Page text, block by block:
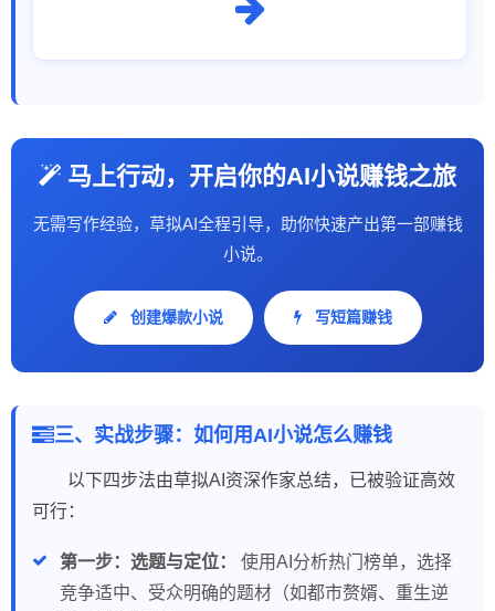
马上行动，开启你的AI小说赚钱之旅
无需写作经验，草拟AI全程引导，助你快速产出第一部赚钱
小说。
创建爆款小说 写短篇赚钱
三、实战步骤：如何用AI小说怎么赚钱
以下四步法由草拟AI资深作家总结，已被验证高效
可行：
第一步：选题与定位：
使用AI分析热门榜单，选择
竞争适中、受众明确的题材（如都市赘婿、重生逆